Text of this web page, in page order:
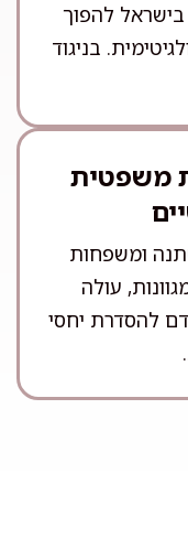
בישראל להפוך
בניגוד
משפטית
ומשפחות
עולה
להסדרת יחסי